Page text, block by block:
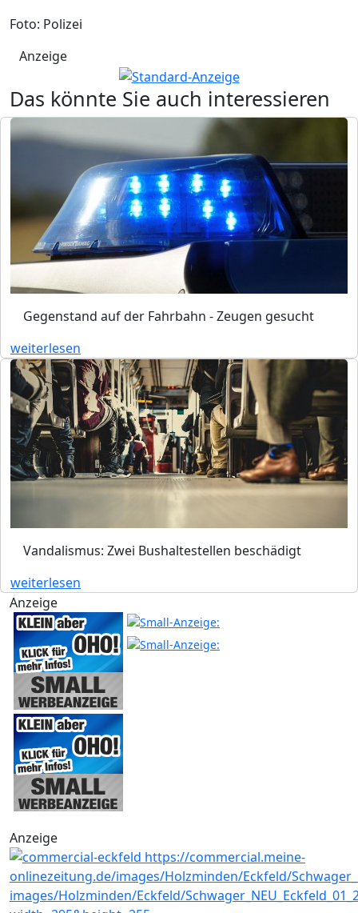
Foto: Polizei
Anzeige
Das könnte Sie auch interessieren
Gegenstand auf der Fahrbahn - Zeugen gesucht
weiterlesen
Vandalismus: Zwei Bushaltestellen beschädigt
weiterlesen
Anzeige
Anzeige